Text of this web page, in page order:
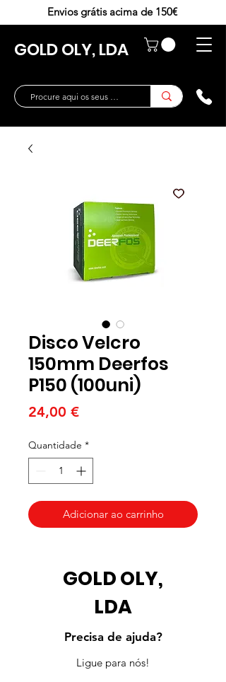
GOLD OLY, LDA
Envios grátis acima de 150€
Disco Velcro
150mm Deerfos
P150 (100uni)
24,00 €Preço
Quantidade *
Adicionar ao carrinho
GOLD OLY,
LDA
Precisa de ajuda?
Ligue para nós!